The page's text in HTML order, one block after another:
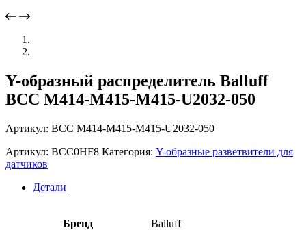
Y-образный распределитель Balluff
BCC M414-M415-M415-U2032-050
Артикул: BCC M414-M415-M415-U2032-050
Артикул: BCC0HF8 Категория: Y-образные разветвители для
датчиков
Детали
Бренд Balluff